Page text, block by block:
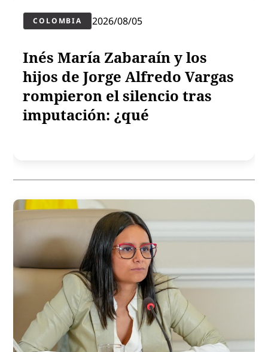
COLOMBIA 2026/08/05
Inés María Zabaraín y los
hijos de Jorge Alfredo Vargas
rompieron el silencio tras
imputación: ¿qué